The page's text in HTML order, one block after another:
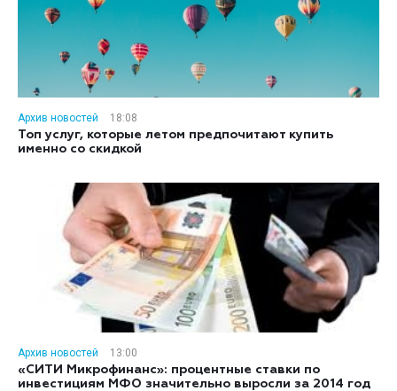
Архив новостей
18:08
Топ услуг, которые летом предпочитают купить
именно со скидкой
Архив новостей
13:00
«СИТИ Микрофинанс»: процентные ставки по
инвестициям МФО значительно выросли за 2014 год